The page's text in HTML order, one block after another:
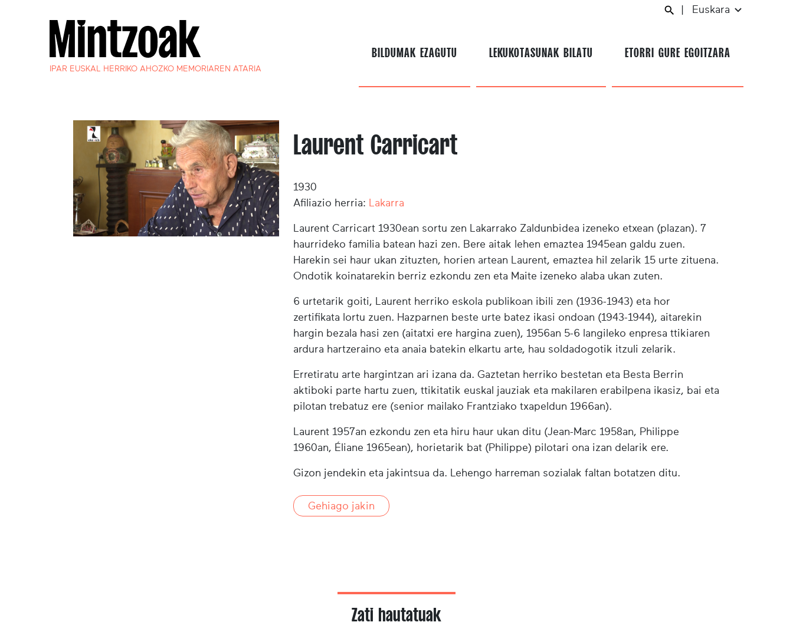
IPAR EUSKAL HERRIKO AHOZKO MEMORIAREN ATARIA
Euskara
BILDUMAK EZAGUTU LEKUKOTASUNAK BILATU ETORRI GURE EGOITZARA
Laurent Carricart
1930
Afiliazio herria: Lakarra
Laurent Carricart 1930ean sortu zen Lakarrako Zaldunbidea izeneko etxean (plazan). 7
haurrideko familia batean hazi zen. Bere aitak lehen emaztea 1945ean galdu zuen.
Harekin sei haur ukan zituzten, horien artean Laurent, emaztea hil zelarik 15 urte zituena.
Ondotik koinatarekin berriz ezkondu zen eta Maite izeneko alaba ukan zuten.
6 urtetarik goiti, Laurent herriko eskola publikoan ibili zen (1936-1943) eta hor
zertifikata lortu zuen. Hazparnen beste urte batez ikasi ondoan (1943-1944), aitarekin
hargin bezala hasi zen (aitatxi ere hargina zuen), 1956an 5-6 langileko enpresa ttikiaren
ardura hartzeraino eta anaia batekin elkartu arte, hau soldadogotik itzuli zelarik.
Erretiratu arte hargintzan ari izana da. Gaztetan herriko bestetan eta Besta Berrin
aktiboki parte hartu zuen, ttikitatik euskal jauziak eta makilaren erabilpena ikasiz, bai eta
pilotan trebatuz ere (senior mailako Frantziako txapeldun 1966an).
Laurent 1957an ezkondu zen eta hiru haur ukan ditu (Jean-Marc 1958an, Philippe
1960an, Éliane 1965ean), horietarik bat (Philippe) pilotari ona izan delarik ere.
Gizon jendekin eta jakintsua da. Lehengo harreman sozialak faltan botatzen ditu.
Gehiago jakin
Zati hautatuak